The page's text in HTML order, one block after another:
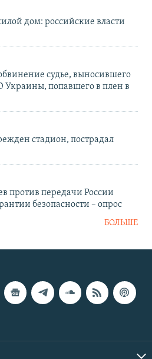
дом: российские власти
судье, выносившего
Украины, попавшего в плен в
стадион, пострадал
против передачи России
безопасности – опрос
БОЛЬШЕ